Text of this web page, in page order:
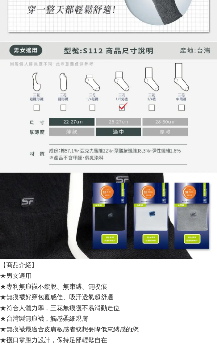
【商品介紹】
★男女適用
★專利無痕襪不鬆脫、無束縛、無咬痕
★無痕襪好穿包覆感佳、吸汗透氣超舒適
★符合人體力學，三花無痕襪不易滑動走位
★台灣製無痕襪，觸感柔細親膚
★無痕襪最適合皮膚敏感者或想要降低束縛感的您
★襪口零壓力設計，保持足部輕鬆自在